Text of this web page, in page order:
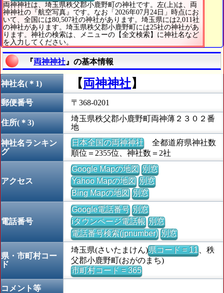
両神神社は、埼玉県秩父郡小鹿野町の神社です。左(上)は、両
神神社の『航空写真』です。なお「2026年07月24日」時点にお
いて、全国には80,507社の神社があります。埼玉県には2,011社
の神社があります。埼玉県秩父郡小鹿野町には25社の神社があ
ります。神社の検索は、メニューの【全文検索】に神社名など
を入力してください。
『両神神社 』の基本情報
神社名(＊1) 【両神神社】
郵便番号 〒368-0201
住所(＊3)
埼玉県秩父郡小鹿野町両神薄２３０２番
地
神社名ランキン
グ
日本全国の両神神社全都道府県神社数
順位＝2355位、神社数＝2社
アクセス
Google Mapの地図 別窓
Yahoo Mapの地図 別窓
Bing Mapの地図 別窓
電話番号
Google電話番号 別窓
iタウンページ電話帳 別窓
電話番号検索(jpnumber) 別窓
県・市町村コー
ド
埼玉県(さいたまけん)県コード = 11、秩
父郡小鹿野町(おがのまち)
市町村コード = 365
コメント等